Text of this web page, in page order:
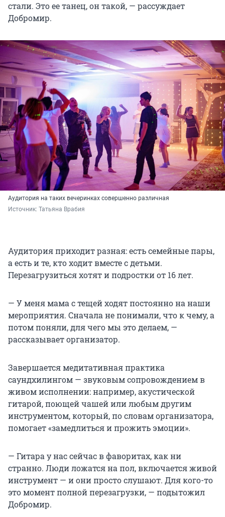
стали. Это ее танец, он такой, — рассуждает
Добромир.
Аудитория на таких вечеринках совершенно различная
Источник: Татьяна Врабия
Аудитория приходит разная: есть семейные пары,
а есть и те, кто ходит вместе с детьми.
Перезагрузиться хотят и подростки от 16 лет.
— У меня мама с тещей ходят постоянно на наши
мероприятия. Сначала не понимали, что к чему, а
потом поняли, для чего мы это делаем, —
рассказывает организатор.
Завершается медитативная практика
саундхилингом — звуковым сопровождением в
живом исполнении: например, акустической
гитарой, поющей чашей или любым другим
инструментом, который, по словам организатора,
помогает «замедлиться и прожить эмоции».
— Гитара у нас сейчас в фаворитах, как ни
странно. Люди ложатся на пол, включается живой
инструмент — и они просто слушают. Для кого-то
это момент полной перезагрузки, — подытожил
Добромир.